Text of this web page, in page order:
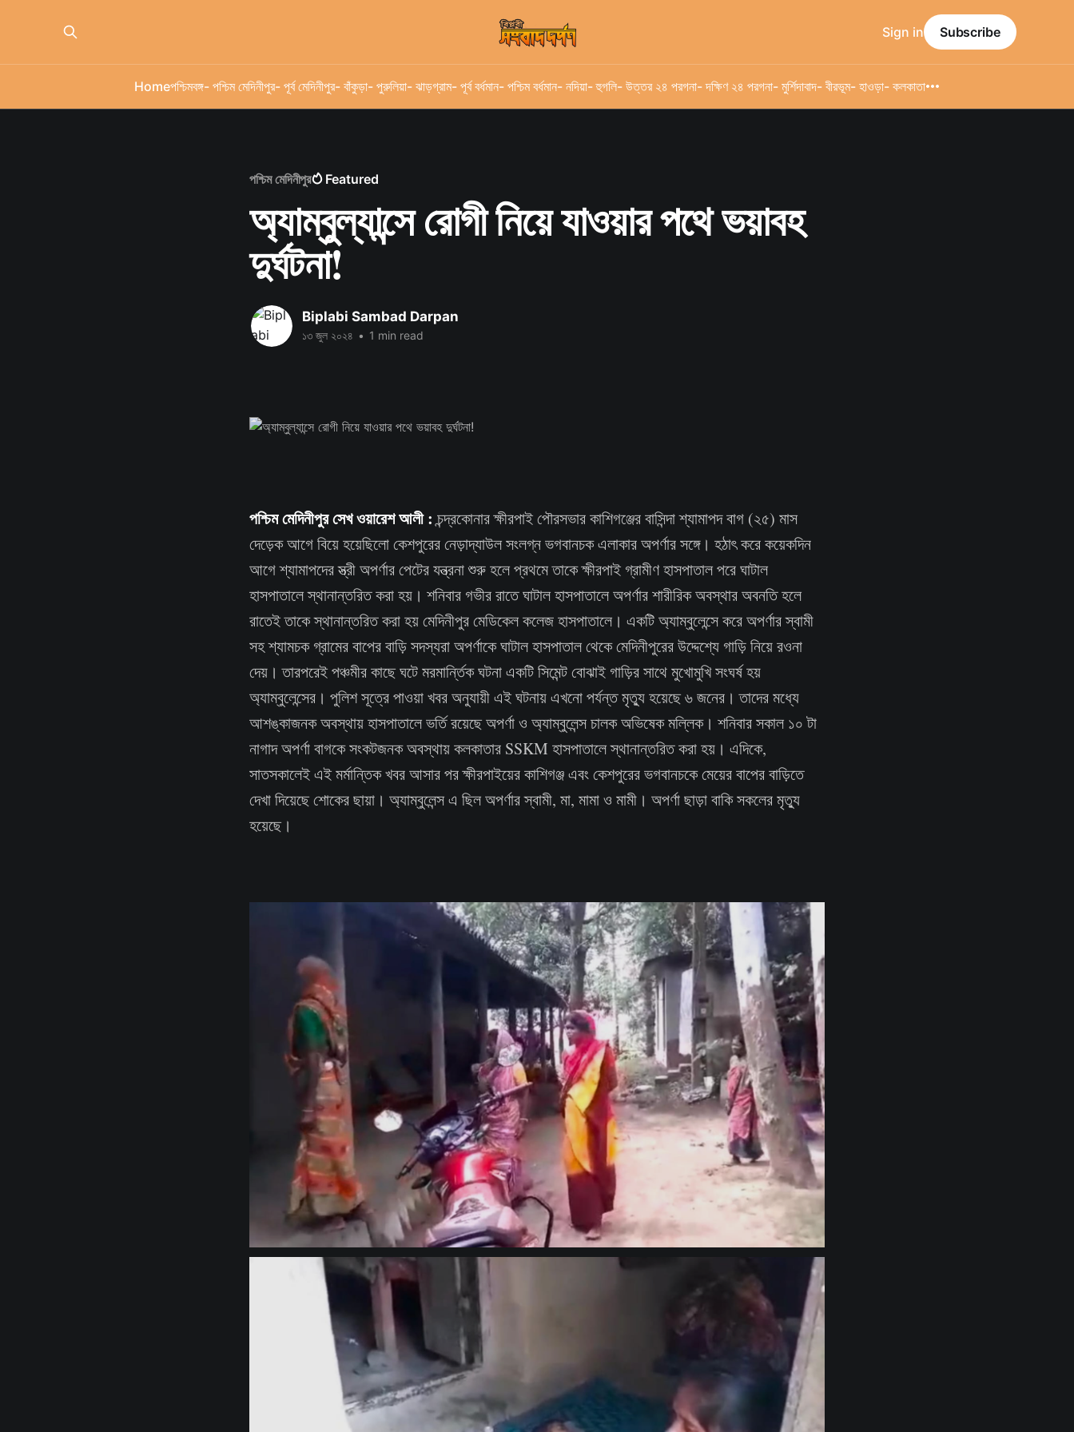
Homeপশ্চিমবঙ্গ- পশ্চিম মেদিনীপুর- পূর্ব মেদিনীপুর- বাঁকুড়া- পুরুলিয়া- ঝাড়গ্রাম- পূর্ব বর্ধমান- পশ্চিম বর্ধমান- নদিয়া- হুগলি- উত্তর ২৪ পরগনা- দক্ষিণ ২৪ পরগনা- মুর্শিদাবাদ- বীরভূম- হাওড়া- কলকাতা
Sign in Subscribe
পশ্চিম মেদিনীপুর Featured
অ্যাম্বুল্যান্সে রোগী নিয়ে যাওয়ার পথে ভয়াবহ
দুর্ঘটনা!
Biplabi Sambad Darpan
১৩ জুল ২০২৪ • 1 min read
পশ্চিম মেদিনীপুর সেখ ওয়ারেশ আলী :চন্দ্রকোনার ক্ষীরপাই পৌরসভার কাশিগঞ্জের বাসিন্দা শ্যামাপদ বাগ (২৫) মাস
দেড়েক আগে বিয়ে হয়েছিলো কেশপুরের নেড়াদ্যাউল সংলগ্ন ভগবানচক এলাকার অপর্ণার সঙ্গে। হঠাৎ করে কয়েকদিন
আগে শ্যামাপদের স্ত্রী অপর্ণার পেটের যন্ত্রনা শুরু হলে প্রথমে তাকে ক্ষীরপাই গ্রামীণ হাসপাতাল পরে ঘাটাল
হাসপাতালে স্থানান্তরিত করা হয়। শনিবার গভীর রাতে ঘাটাল হাসপাতালে অপর্ণার শারীরিক অবস্থার অবনতি হলে
রাতেই তাকে স্থানান্তরিত করা হয় মেদিনীপুর মেডিকেল কলেজ হাসপাতালে। একটি অ্যাম্বুলেন্সে করে অপর্ণার স্বামী
সহ শ্যামচক গ্রামের বাপের বাড়ি সদস্যরা অপর্ণাকে ঘাটাল হাসপাতাল থেকে মেদিনীপুরের উদ্দেশ্যে গাড়ি নিয়ে রওনা
দেয়। তারপরেই পঞ্চমীর কাছে ঘটে মরমার্ন্তিক ঘটনা একটি সিমেন্ট বোঝাই গাড়ির সাথে মুখোমুখি সংঘর্ষ হয়
অ্যাম্বুলেন্সের। পুলিশ সূত্রে পাওয়া খবর অনুযায়ী এই ঘটনায় এখনো পর্যন্ত মৃত্যু হয়েছে ৬ জনের। তাদের মধ্যে
আশঙ্কাজনক অবস্থায় হাসপাতালে ভর্তি রয়েছে অপর্ণা ও অ্যাম্বুলেন্স চালক অভিষেক মল্লিক। শনিবার সকাল ১০ টা
নাগাদ অপর্ণা বাগকে সংকটজনক অবস্থায় কলকাতার SSKM হাসপাতালে স্থানান্তরিত করা হয়। এদিকে,
সাতসকালেই এই মর্মান্তিক খবর আসার পর ক্ষীরপাইয়ের কাশিগঞ্জ এবং কেশপুরের ভগবানচকে মেয়ের বাপের বাড়িতে
দেখা দিয়েছে শোকের ছায়া। অ্যাম্বুলেন্স এ ছিল অপর্ণার স্বামী, মা, মামা ও মামী। অপর্ণা ছাড়া বাকি সকলের মৃত্যু
হয়েছে।